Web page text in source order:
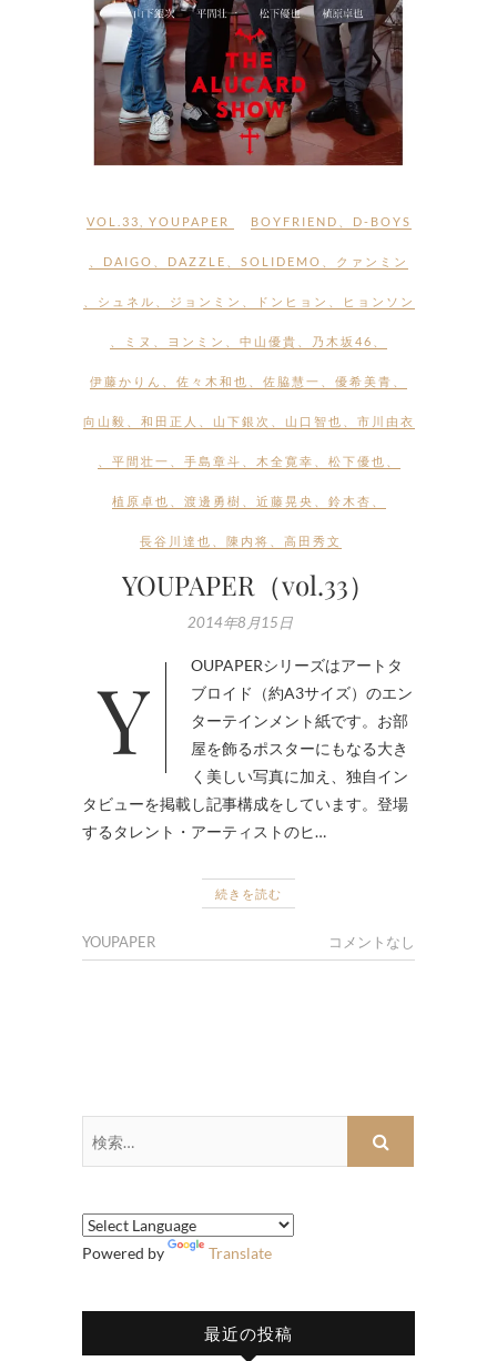
VOL.33 YOUPAPER BOYFRIEND D-BOYS
DAIGO DAZZLE SOLIDEMO クァンミン
シュネル ジョンミン ドンヒョン ヒョンソン
ミヌ ヨンミン 中山優貴 乃木坂46
伊藤かりん 佐々木和也 佐脇慧一 優希美青
向山毅 和田正人 山下銀次 山口智也 市川由衣
平間壮一 手島章斗 木全寛幸 松下優也
植原卓也 渡邊勇樹 近藤晃央 鈴木杏
長谷川達也 陳内将 高田秀文
YOUPAPER（vol.33）
2014年8月15日
YOUPAPERシリーズはアートタ
ブロイド（約A3サイズ）のエン
ターテインメント紙です。お部
屋を飾るポスターにもなる大き
く美しい写真に加え、独自イン
タビューを掲載し記事構成をしています。登場
するタレント・アーティストのヒ…
続きを読む
YOUPAPER コメントなし
Powered by Translate
最近の投稿